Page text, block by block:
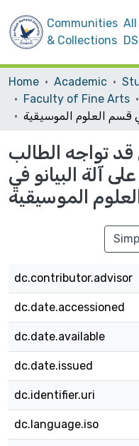
Communities
& Collections
Home Academic
Faculty of Fine Arts
قد تواجه الطالب
آلة البيانو في
الموسيقية
dc.contributor.advisor
dc.date.accessioned
dc.date.available
dc.date.issued
dc.identifier.uri
dc.language.iso